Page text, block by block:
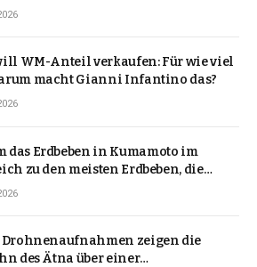
WM-Anteil verkaufen: Für wie viel
macht Gianni Infantino das?
das Erdbeben in Kumamoto im
zu den meisten Erdbeben, die
erschütterten, ungewöhnlich ist
Drohnenaufnahmen zeigen die
des Ätna über einer